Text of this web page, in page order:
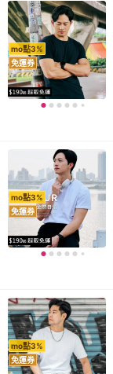
mo點3%
免運券
mo點3%
免運券
mo點3%
免運券